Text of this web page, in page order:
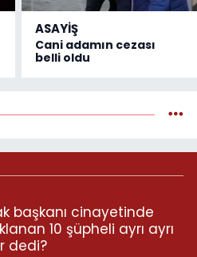
ASAYİŞ
Cani adamın cezası
belli oldu
başkanı cinayetinde
10 şüpheli ayrı ayrı
dedi?